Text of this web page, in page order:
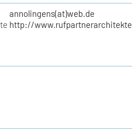
annolingens(at)web.de
http://